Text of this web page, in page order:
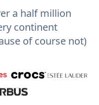
a half million
continent
of course not)